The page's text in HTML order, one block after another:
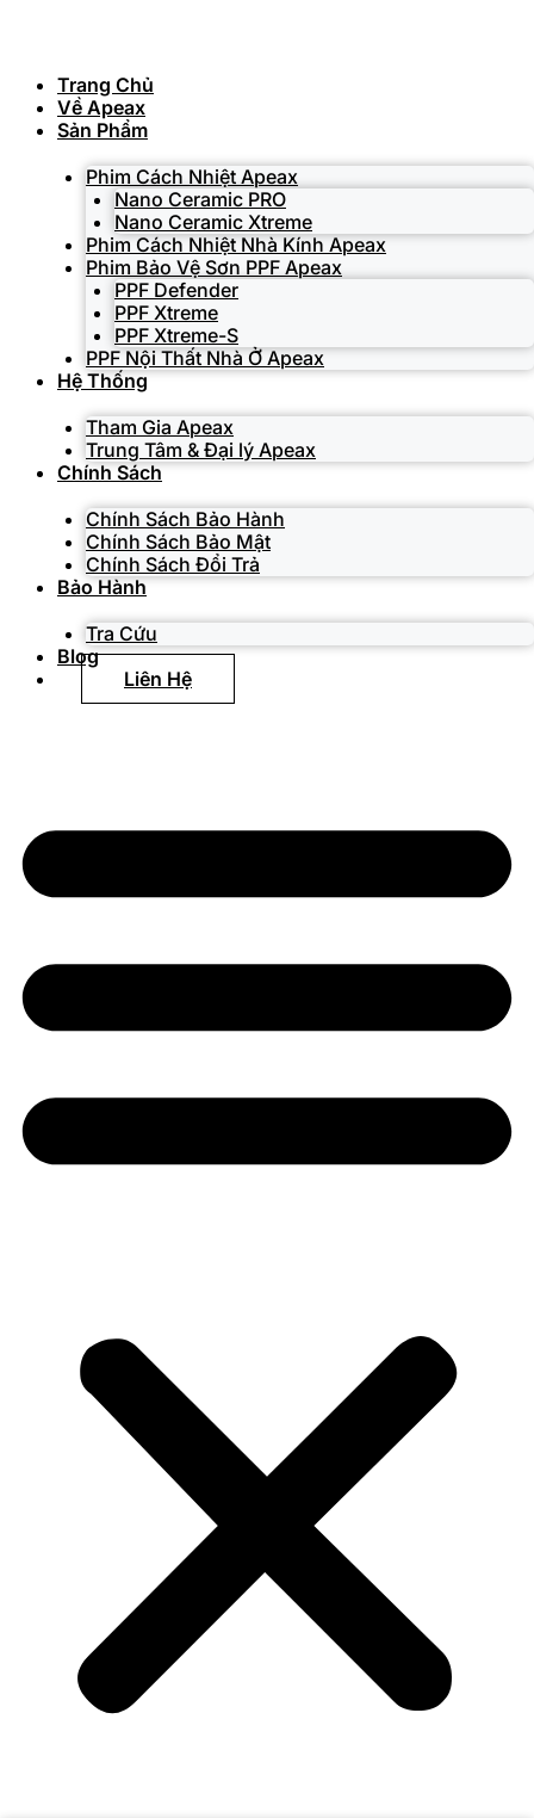
Trang Chủ
Về Apeax
Sản Phẩm
Phim Cách Nhiệt Apeax
Nano Ceramic PRO
Nano Ceramic Xtreme
Phim Cách Nhiệt Nhà Kính Apeax
Phim Bảo Vệ Sơn PPF Apeax
PPF Defender
PPF Xtreme
PPF Xtreme-S
PPF Nội Thất Nhà Ở Apeax
Hệ Thống
Tham Gia Apeax
Trung Tâm & Đại lý Apeax
Chính Sách
Chính Sách Bảo Hành
Chính Sách Bảo Mật
Chính Sách Đổi Trả
Bảo Hành
Tra Cứu
Blog
Liên Hệ